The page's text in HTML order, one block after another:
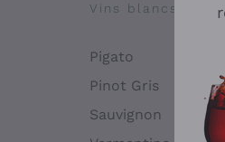
Vins blancs
Pigato
Pinot Gris
Sauvignon